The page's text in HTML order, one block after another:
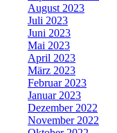
August 2023
Juli 2023
Juni 2023
Mai 2023
April 2023
März 2023
Februar 2023
Januar 2023
Dezember 2022
November 2022